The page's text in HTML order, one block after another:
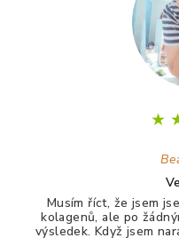
★
Musím říct, že jsem
kolagenů, ale po
výsledek. Když jsem